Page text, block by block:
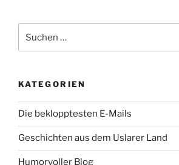
nach:
KATEGORIEN
Die beklopptesten E-Mails
Geschichten aus dem Uslarer Land
Humorvoller Blog